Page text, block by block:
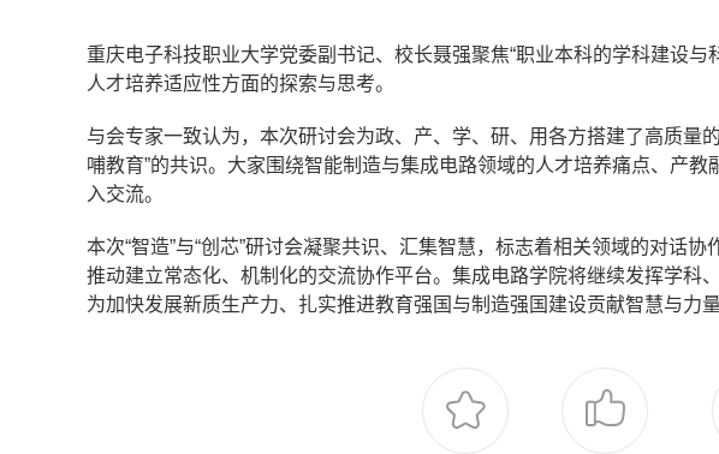
重庆电子科技职业大学党委副书记、校长聂强聚焦“职业本科的学科建设
人才培养适应性方面的探索与思考。
与会专家一致认为，本次研讨会为政、产、学、研、用各方搭建了高质量
哺教育”的共识。大家围绕智能制造与集成电路领域的人才培养痛点、产
入交流。
本次“智造”与“创芯”研讨会凝聚共识、汇集智慧，标志着相关领域的对话
推动建立常态化、机制化的交流协作平台。集成电路学院将继续发挥学科
为加快发展新质生产力、扎实推进教育强国与制造强国建设贡献智慧与力量